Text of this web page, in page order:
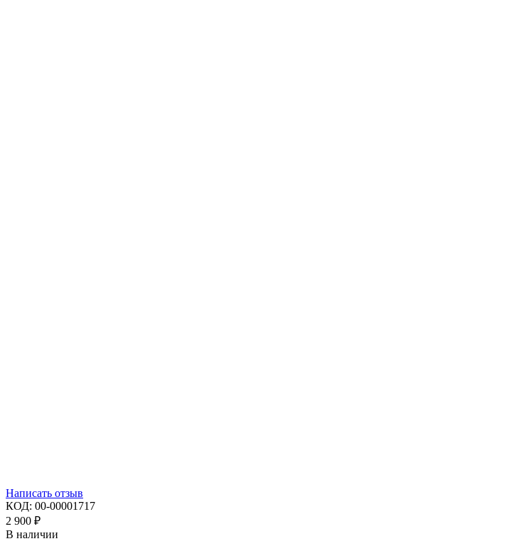
Написать отзыв
КОД: 00-00001717
2 900 ₽
В наличии